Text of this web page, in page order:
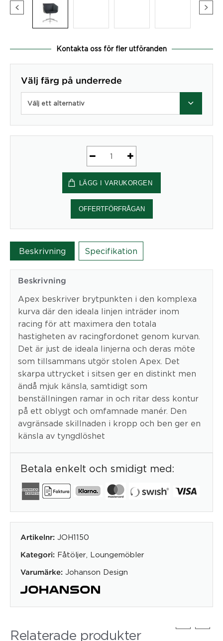
Kontakta oss för fler utföranden
Välj färg på underrede
Välj ett alternativ
-
Mått
(cm)
08
Wood
LÄGG I VARUKORGEN
OFFERTFÖRFRÅGAN
Beskrivning Specifikation
Beskrivning
Apex beskriver brytpunkten i den komplexa
kurva där den ideala linjen inträder inom
racing för att maximera den totala
hastigheten av racingfordonet genom kurvan.
Det är just de ideala linjerna och deras möte
som tillsammans utgör stolen Apex. Det
skarpa uttrycket i sitsen ger en distinkt men
ändå mjuk känsla, samtidigt som
benställningen ramar in och ritar dess kontur
på ett oblygt och omfamnade manér. Den
avgränsade skillnaden i kropp och ben ger en
känsla av tyngdlöshet
Betala enkelt och smidigt med:
Artikelnr: JOH1150
Kategori: Fåtöljer Loungemöbler
Varumärke: Johanson Design
Relaterade produkter